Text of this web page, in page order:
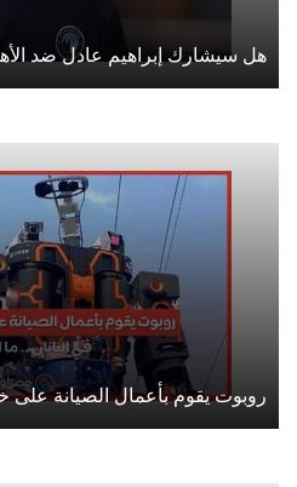
هل سيشارك إبراهيم عادل ضد
روبوت يقوم بأعمال الصيانة